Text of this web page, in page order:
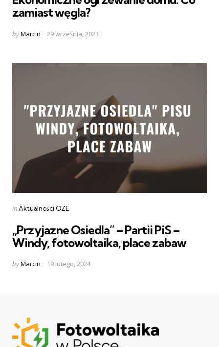
zamiast węgla?
Posted
byMarcin 29 września, 2023
Categories
Posted
inAktualności OZE
„Przyjazne Osiedla” – Partii PiS –
Windy, fotowoltaika, place zabaw
Posted
byMarcin 19 lutego, 2024